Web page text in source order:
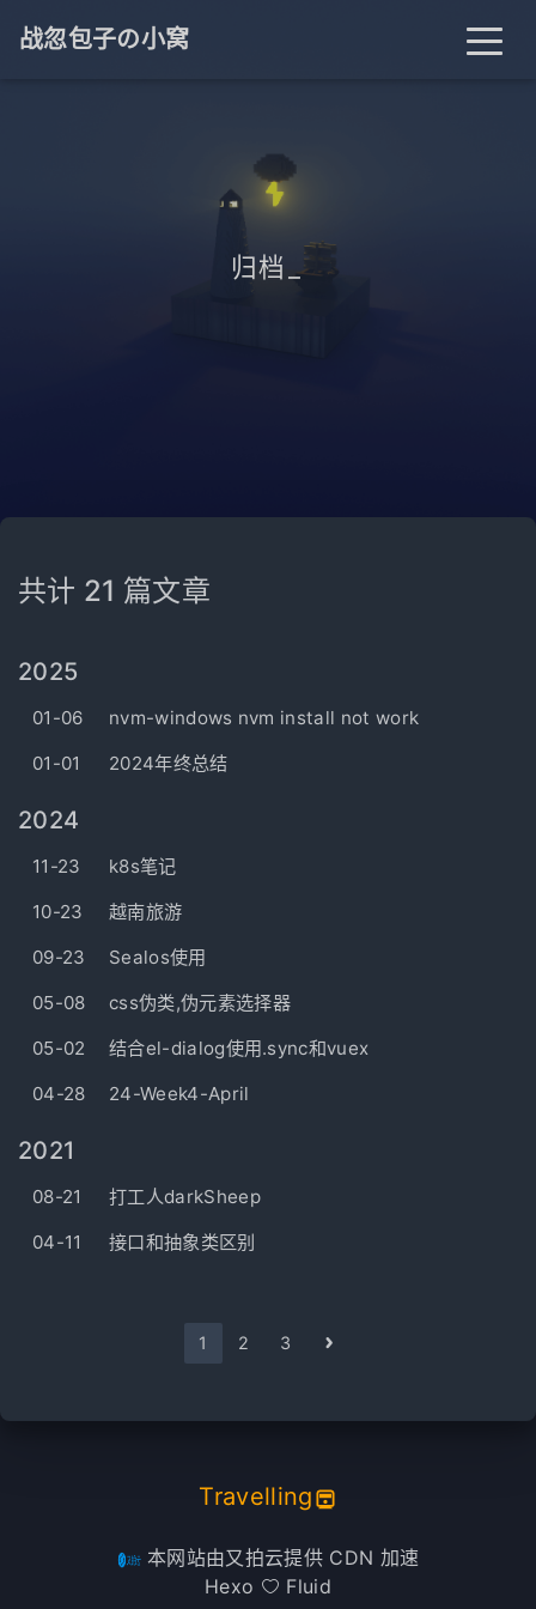
战忽包子の小窝
归档 _
共计 21 篇文章
2025
01-06
nvm-windows nvm install not work
01-01
2024年终总结
2024
11-23
k8s笔记
10-23
越南旅游
09-23
Sealos使用
05-08
css伪类,伪元素选择器
05-02
结合el-dialog使用.sync和vuex
04-28
24-Week4-April
2021
08-21
打工人darkSheep
04-11
接口和抽象类区别
1 2 3
Travelling
本网站由又拍云提供 CDN 加速
Hexo
Fluid